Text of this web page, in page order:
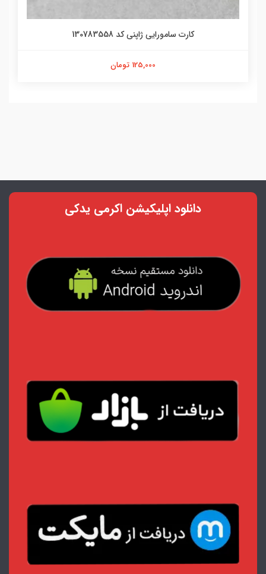
کارت سامورایی ژاپنی کد 130783558
125,000 تومان
دانلود اپلیکیشن اکرمی یدکی